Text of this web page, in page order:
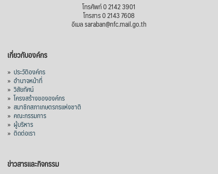
โทรศัพท์ 0 2142 3901
โทรสาร 0 2143 7608
อีเมล saraban@nfc.mail.go.th
เกี่ยวกับองค์กร
» ประวัติองค์กร
» อำนาจหน้าที่
» วิสัยทัศน์
» โครงสร้างขององค์กร
» สมาชิกสภาเกษตรกรแห่งชาติ
» คณะกรรมการ
» ผู้บริหาร
» ติดต่อเรา
ข่าวสารและกิจกรรม